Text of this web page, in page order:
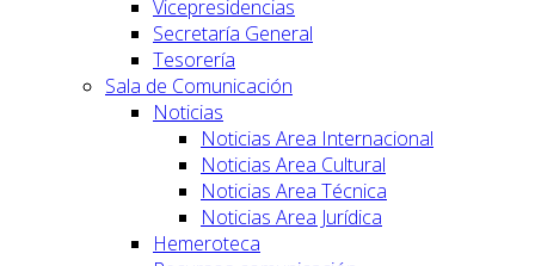
Vicepresidencias
Secretaría General
Tesorería
Sala de Comunicación
Noticias
Noticias Area Internacional
Noticias Area Cultural
Noticias Area Técnica
Noticias Area Jurídica
Hemeroteca